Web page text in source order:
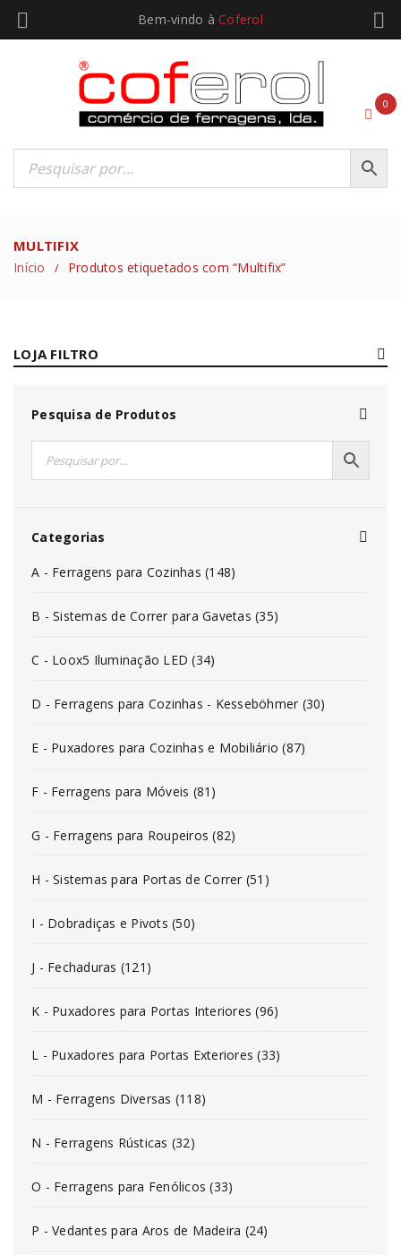
Bem-vindo à Coferol
0
MULTIFIX
Início / Produtos etiquetados com “Multifix”
LOJA FILTRO
Pesquisa de Produtos
Categorias
A - Ferragens para Cozinhas (148)
B - Sistemas de Correr para Gavetas (35)
C - Loox5 Iluminação LED (34)
D - Ferragens para Cozinhas - Kesseböhmer (30)
E - Puxadores para Cozinhas e Mobiliário (87)
F - Ferragens para Móveis (81)
G - Ferragens para Roupeiros (82)
H - Sistemas para Portas de Correr (51)
I - Dobradiças e Pivots (50)
J - Fechaduras (121)
K - Puxadores para Portas Interiores (96)
L - Puxadores para Portas Exteriores (33)
M - Ferragens Diversas (118)
N - Ferragens Rústicas (32)
O - Ferragens para Fenólicos (33)
P - Vedantes para Aros de Madeira (24)